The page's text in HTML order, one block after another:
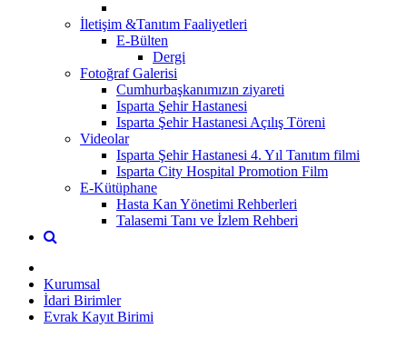
İletişim &Tanıtım Faaliyetleri
E-Bülten
Dergi
Fotoğraf Galerisi
Cumhurbaşkanımızın ziyareti
Isparta Şehir Hastanesi
Isparta Şehir Hastanesi Açılış Töreni
Videolar
Isparta Şehir Hastanesi 4. Yıl Tanıtım filmi
Isparta City Hospital Promotion Film
E-Kütüphane
Hasta Kan Yönetimi Rehberleri
Talasemi Tanı ve İzlem Rehberi
Kurumsal
İdari Birimler
Evrak Kayıt Birimi